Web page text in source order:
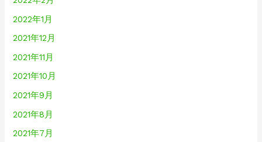
2022年1月
2021年12月
2021年11月
2021年10月
2021年9月
2021年8月
2021年7月